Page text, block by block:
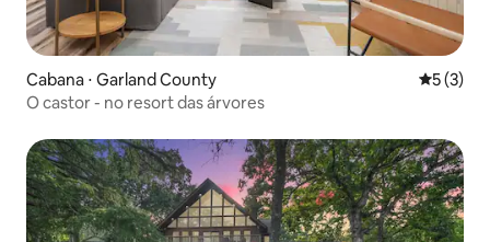
Cabana ⋅ Garland County 5 de
5 (3)
O castor - no resort das árvores